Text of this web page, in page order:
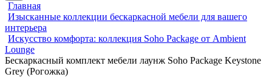
Главная
Изысканные коллекции бескаркасной мебели для вашего
интерьера
Искусство комфорта: коллекция Soho Package от Ambient
Lounge
Бескаркасный комплект мебели лаунж Soho Package Keystone
Grey (Рогожка)